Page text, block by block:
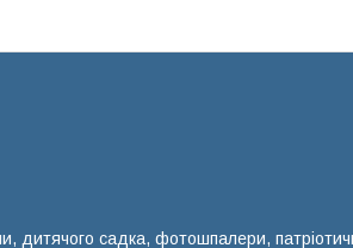
дитячого садка, фотошпалери,